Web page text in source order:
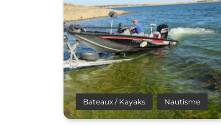
Bateaux / Kayaks Nautisme